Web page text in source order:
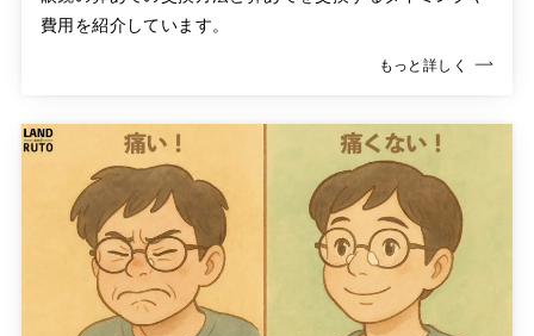
費用を紹介しています。
もっと詳しく